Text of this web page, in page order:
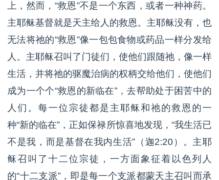
上，然而，“救恩”不是一个东西，或者一种神药。
主耶稣基督就是天主给人的救恩。主耶稣没有，也
无法将祂的“救恩”像一包包食物或药品一样分发给
人。主耶稣召叫了门徒们，使他们跟随祂，像一样
生活，并将祂的驱魔治病的权柄交给他们，使他们
成为一个个“救恩的新临在”，去帮助处于困苦中的
人们。每一位宗徒都是主耶稣和祂的救恩的一
种“新的临在”，正如保禄所惊喜地发现，“我生活已
不是我，而是基督在我内生活”（迦2:20）。主耶
稣召叫了十二位宗徒，一方面象征着以色列人
的“十二支派”，即是每一个支派都蒙天主召叫而承